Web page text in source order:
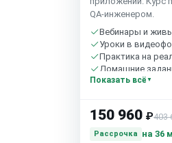
QA‑инженером.
Вебинары и
Уроки в
Практика на
Домашние
Сообщество
Показать всё
150 960 ₽403
Рассрочка
на 36